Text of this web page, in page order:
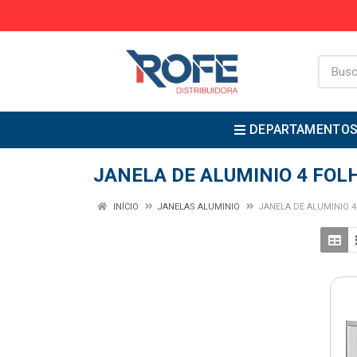
JANELA DE ALUMINIO 4
INÍCIO JANELAS ALUMINIO JANELA DE ALUMINIO